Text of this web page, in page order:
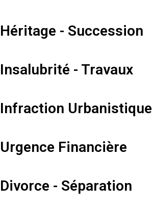
Héritage - Succession
Insalubrité - Travaux
Infraction Urbanistique
Urgence Financière
Divorce - Séparation